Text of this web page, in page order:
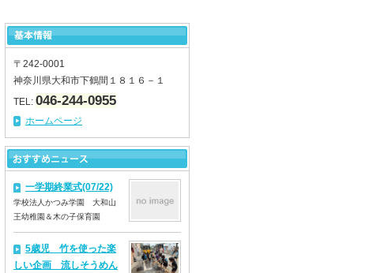
〒242-0001
神奈川県大和市下鶴間１８１６－１
TEL: 046-244-0955
ホームページ
一学期終業式(07/22)
学校法人かつみ学園 大和山
王幼稚園＆木の子保育園
5歳児 竹を使った楽
しい企画 流しそうめん